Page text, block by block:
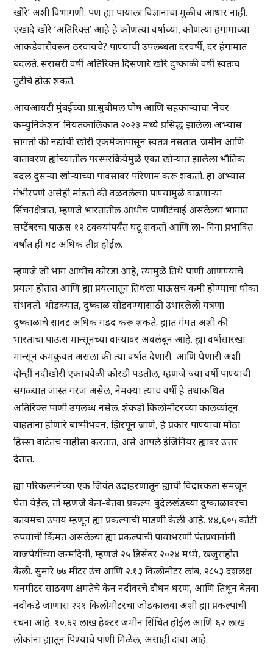
खोरे’ अशी विभागणी. पण ह्या पायाला विज्ञानाचा मुळीच आधार नाही.
एखादे खोरे ‘अतिरिक्त’ आहे हे कोणत्या वर्षाच्या, कोणत्या हंगामाच्या
आकडेवारीवरून ठरवायचे? पाण्याची उपलब्धता दरवर्षी, दर हंगामात
बदलते. सरासरी वर्षी अतिरिक्त दिसणारे खोरे दुष्काळी वर्षी स्वतःच
तुटीचे होऊ शकते.
आयआयटी मुंबईच्या प्रा.सुबीमल घोष आणि सहकाऱ्यांचा ‘नेचर
कम्युनिकेशन’ नियतकालिकात २०२३ मध्ये प्रसिद्ध झालेला अभ्यास
सांगतो की नद्यांची खोरी एकमेकांपासून स्वतंत्र नसतात. जमीन आणि
वातावरण ह्यांच्यातील परस्परक्रियेमुळे एका खोऱ्यात झालेला भौतिक
बदल दुसऱ्या खोऱ्याच्या पावसावर परिणाम करू शकतो. हा अभ्यास
गंभीरपणे असेही मांडतो की वळवलेल्या पाण्यामुळे वाढणाऱ्या
सिंचनक्षेत्रात, म्हणजे भारतातील आधीच पाणीटंचाई असलेल्या भागात
सप्टेंबरचा पाऊस १२ टक्क्यांपर्यंत घटू शकतो आणि ला- निना प्रभावित
वर्षात ही घट अधिक तीव्र होईल.
म्हणजे जो भाग आधीच कोरडा आहे, त्यामुळे तिथे पाणी आणण्याचे
प्रयत्न होतात आणि ह्या प्रयत्नातून तिथला पाऊसच कमी होण्याचा धोका
संभवतो. थोडक्यात, दुष्काळ सोडवण्यासाठी उभारलेली यंत्रणा
दुष्काळाचे सावट अधिक गडद करू शकते. ह्यात गंमत अशी की
भारताचा पाऊस मान्सूनच्या वाऱ्यावर अवलंबून आहे. ह्या वर्षासारखा
मान्सून कमकुवत असला की त्या वर्षात देणारी आणि घेणारी अशी
दोन्हीं नदीखोरी एकाचवेळी कोरडी पडतील, म्हणजे ज्या वर्षी पाण्याची
सगळ्यात जास्त गरज असेल, नेमक्या त्याच वर्षी हे तथाकथित
अतिरिक्त पाणी उपलब्ध नसेल. शेकडो किलोमीटरच्या कालव्यांतून
वाहताना होणारे बाष्पीभवन, झिरपून जाणे, हे प्रकार पाण्याचा मोठा
हिस्सा वाटेतच नाहीसा करतात, असे आपले इंजिनियर ह्यावर उत्तर
देतात.
ह्या परिकल्पनेच्या एक जिवंत उदाहरणातून ह्याची विदारकता समजून
घेता येईल, तो म्हणजे केन-बेतवा प्रकल्प. बुंदेलखंडच्या दुष्काळावरचा
कायमचा उपाय म्हणून ह्या प्रकल्पाची मांडणी केली आहे. ४४,६०५ कोटी
रुपयांची किंमत असलेल्या ह्या प्रकल्पाची पायाभरणी पंतप्रधानांनी
वाजपेयींच्या जन्मदिनी, म्हणजे २५ डिसेंबर २०२४ मध्ये, खजुराहोत
केली. सुमारे ७७ मीटर उंच आणि २.१३ किलोमीटर लांब, २८५३ दशलक्ष
घनमीटर साठवण क्षमतेचे केन नदीवरचे दौधन धरण, आणि तिथून बेतवा
नदीकडे जाणारा २२१ किलोमीटरचा जोडकालवा अशी ह्या प्रकल्पाची
रचना आहे. १०.६२ लाख हेक्टर जमीन सिंचित होईल आणि ६२ लाख
लोकांना ह्यातून पिण्याचे पाणी मिळेल, असाही दावा आहे.